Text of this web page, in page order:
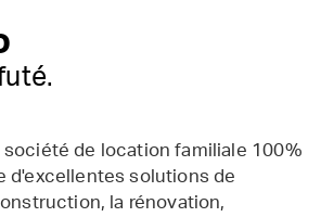
société de location familiale 100%
d'excellentes solutions de
la rénovation,